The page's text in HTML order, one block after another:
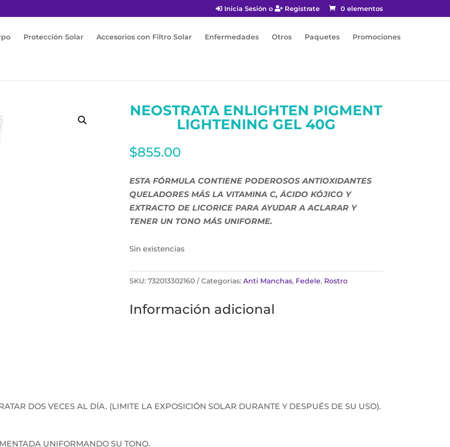
Inicia Sesión o Regístrate 0 elementos
Protección Solar Accesorios con Filtro Solar Enfermedades Otros Paquetes Promociones
NEOSTRATA ENLIGHTEN PIGMENT
LIGHTENING GEL 40G
$855.00
ESTA FÓRMULA CONTIENE PODEROSOS ANTIOXIDANTES
QUELADORES MÁS LA VITAMINA C, ÁCIDO KÓJICO Y
EXTRACTO DE LICORICE PARA AYUDAR A ACLARAR Y
TENER UN TONO MÁS UNIFORME.
Sin existencias
SKU: 732013302160 Categorías: Anti Manchas, Fedele, Rostro
Información adicional
DOS VECES AL DÍA. (LIMITE LA EXPOSICIÓN SOLAR DURANTE Y DESPUÉS DE SU USO).
UNIFORMANDO SU TONO.